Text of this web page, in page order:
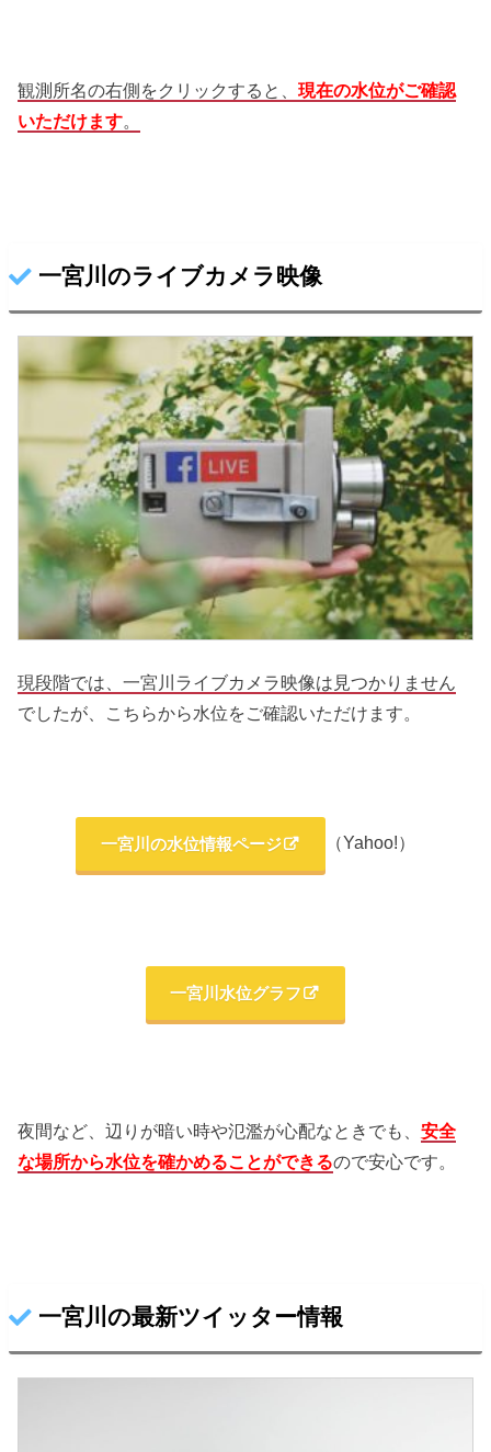
観測所名の右側をクリックすると、現在の水位がご確認
いただけます。
一宮川のライブカメラ映像
現段階では、一宮川ライブカメラ映像は見つかりません
でしたが、こちらから水位をご確認いただけます。
一宮川の水位情報ページ （Yahoo!）
一宮川水位グラフ
夜間など、辺りが暗い時や氾濫が心配なときでも、安全
な場所から水位を確かめることができるので安心です。
一宮川の最新ツイッター情報